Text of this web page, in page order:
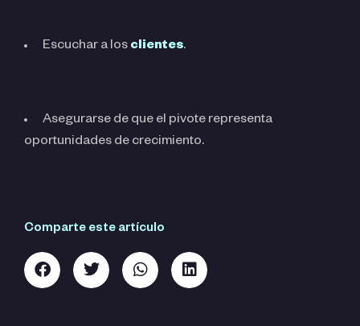
Escuchar a los clientes.
Asegurarse de que el pivote representa
oportunidades de crecimiento.
Comparte este artículo